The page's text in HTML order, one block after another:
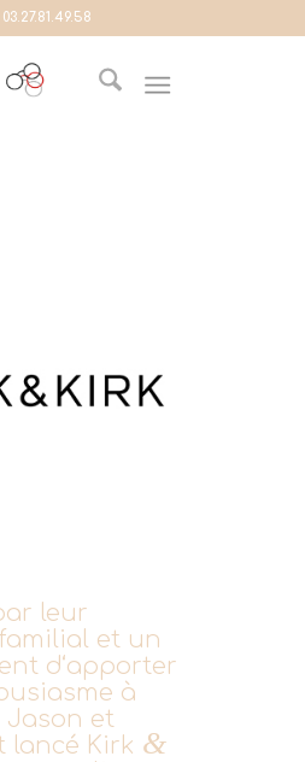
03.27.81.49.58
leur
et un
d‘apporter
à
Jason et
lancé Kirk &